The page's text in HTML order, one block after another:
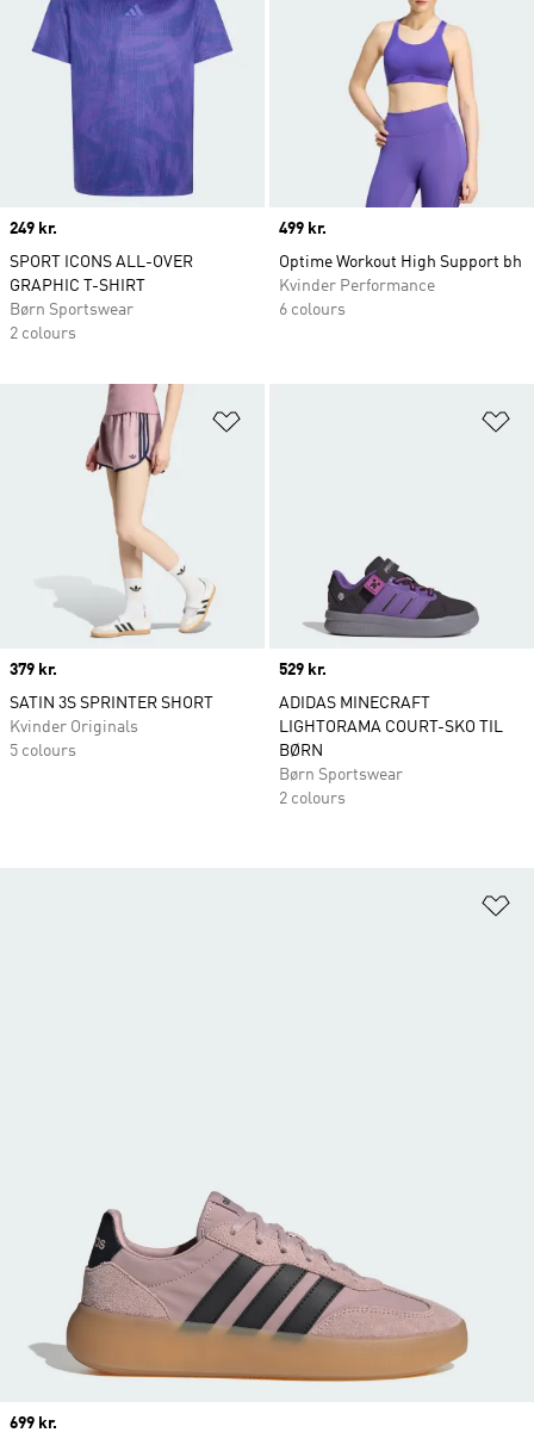
Price
249 kr.
SPORT ICONS ALL-OVER
GRAPHIC T-SHIRT
Børn Sportswear
2 colours
Price
499 kr.
Optime Workout High Support bh
Kvinder Performance
6 colours
Price
379 kr.
SATIN 3S SPRINTER SHORT
Kvinder Originals
5 colours
Price
529 kr.
ADIDAS MINECRAFT
LIGHTORAMA COURT-SKO TIL
BØRN
Børn Sportswear
2 colours
Price
699 kr.